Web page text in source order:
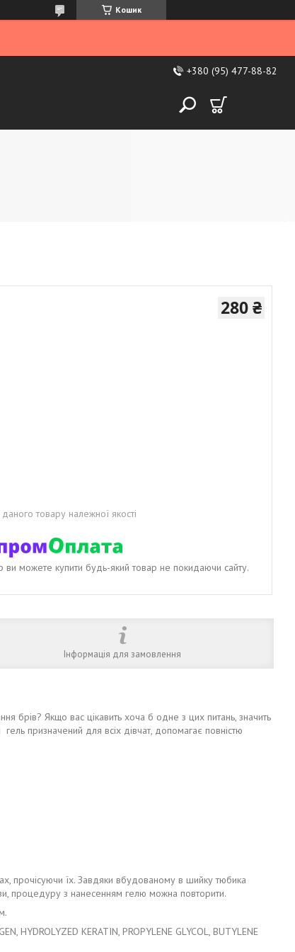
Кошик
+380 (95) 477-88-82
280 ₴
товару належної якості
ви можете купити будь-який товар не покидаючи сайту.
Інформація для замовлення
брів? Якщо вас цікавить хоча б одне з цих питань, значить
призначений для всіх дівчат, допомагає повністю
прочісуючи їх. Завдяки вбудованому в шийку тюбика
процедуру з нанесенням гелю можна повторити.
HYDROLYZED KERATIN, PROPYLENE GLYCOL, BUTYLENE